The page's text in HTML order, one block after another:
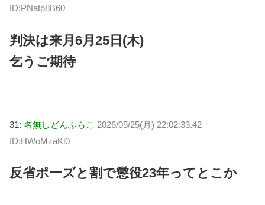
ID:PNatp8B60
判決は来月6月25日(木)
乞うご期待
31: 名無しどんぶらこ 2026/05/25(月) 22:02:33.42
ID:HWoMzaKl0
反省ポーズと割で懲役23年ってとこか